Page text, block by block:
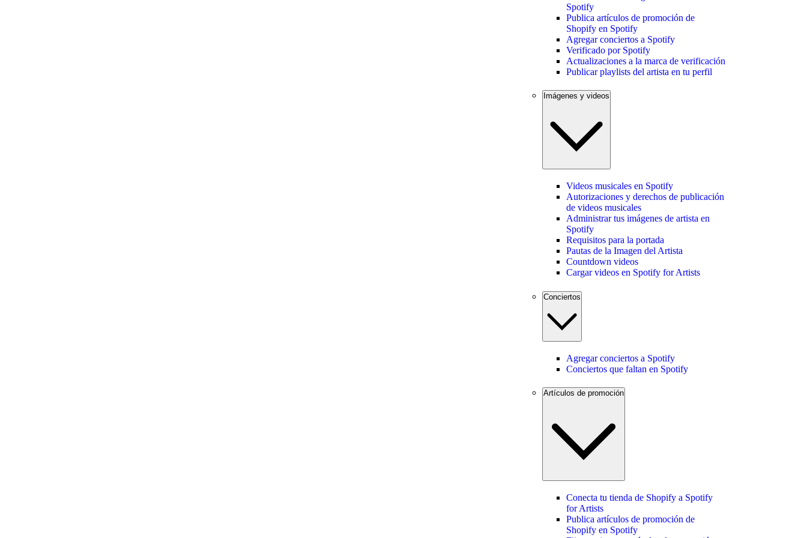
Spotify
Publica artículos de promoción de
Shopify en Spotify
Agregar conciertos a Spotify
Verificado por Spotify
Actualizaciones a la marca de verificación
Publicar playlists del artista en tu perfil
Imágenes y videos
Videos musicales en Spotify
Autorizaciones y derechos de publicación
de videos musicales
Administrar tus imágenes de artista en
Spotify
Requisitos para la portada
Pautas de la Imagen del Artista
Countdown videos
Cargar videos en Spotify for Artists
Conciertos
Agregar conciertos a Spotify
Conciertos que faltan en Spotify
Artículos de promoción
Conecta tu tienda de Shopify a Spotify
for Artists
Publica artículos de promoción de
Shopify en Spotify